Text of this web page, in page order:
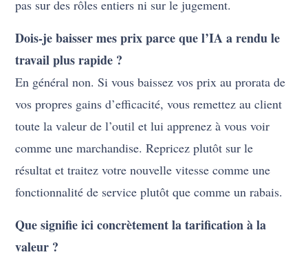
pas sur des rôles entiers ni sur le jugement.
Dois-je baisser mes prix parce que l’IA a rendu le
travail plus rapide ?
En général non. Si vous baissez vos prix au prorata de
vos propres gains d’efficacité, vous remettez au client
toute la valeur de l’outil et lui apprenez à vous voir
comme une marchandise. Repricez plutôt sur le
résultat et traitez votre nouvelle vitesse comme une
fonctionnalité de service plutôt que comme un rabais.
Que signifie ici concrètement la tarification à la
valeur ?